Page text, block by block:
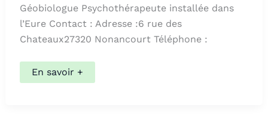
Géobiologue Psychothérapeute installée dans
l’Eure Contact : Adresse :6 rue des
Chateaux27320 Nonancourt Téléphone :
VANDAMME
RYMLAND
En savoir +